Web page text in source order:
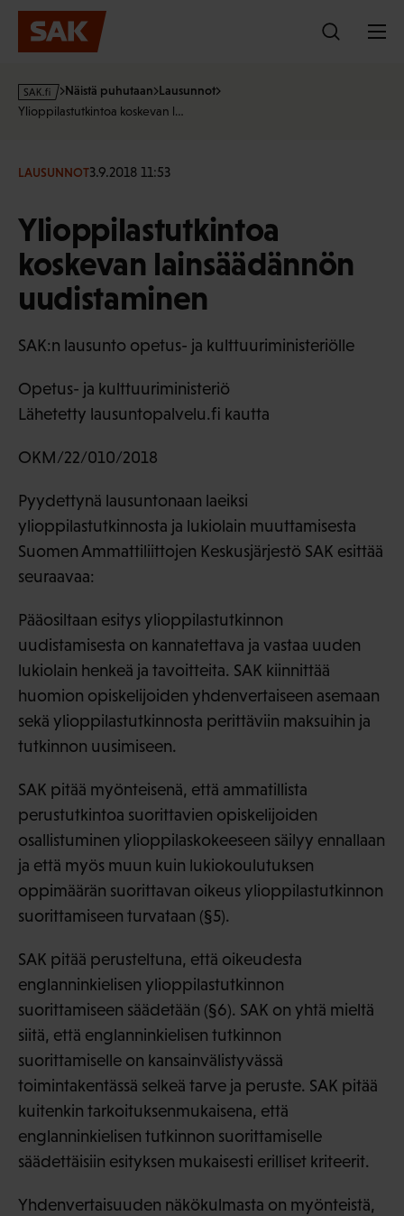
Hyppää
sisältöön
s
a
f
Näistä puhutaan Lausunnot
Ylioppilastutkintoa koskevan l…
LAUSUNNOT3.9.2018 11:53
Ylioppilastutkintoa
koskevan lainsäädännön
uudistaminen
SAK:n lausunto opetus- ja kulttuuriministeriölle
Opetus- ja kulttuuriministeriö
Lähetetty lausuntopalvelu.fi kautta
OKM/22/010/2018
Pyydettynä lausuntonaan laeiksi
ylioppilastutkinnosta ja lukiolain muuttamisesta
Suomen Ammattiliittojen Keskusjärjestö SAK esittää
seuraavaa:
Pääosiltaan esitys ylioppilastutkinnon
uudistamisesta on kannatettava ja vastaa uuden
lukiolain henkeä ja tavoitteita. SAK kiinnittää
huomion opiskelijoiden yhdenvertaiseen asemaan
sekä ylioppilastutkinnosta perittäviin maksuihin ja
tutkinnon uusimiseen.
SAK pitää myönteisenä, että ammatillista
perustutkintoa suorittavien opiskelijoiden
osallistuminen ylioppilaskokeeseen säilyy ennallaan
ja että myös muun kuin lukiokoulutuksen
oppimäärän suorittavan oikeus ylioppilastutkinnon
suorittamiseen turvataan (§5).
SAK pitää perusteltuna, että oikeudesta
englanninkielisen ylioppilastutkinnon
suorittamiseen säädetään (§6). SAK on yhtä mieltä
siitä, että englanninkielisen tutkinnon
suorittamiselle on kansainvälistyvässä
toimintakentässä selkeä tarve ja peruste. SAK pitää
kuitenkin tarkoituksenmukaisena, että
englanninkielisen tutkinnon suorittamiselle
säädettäisiin esityksen mukaisesti erilliset kriteerit.
Yhdenvertaisuuden näkökulmasta on myönteistä,